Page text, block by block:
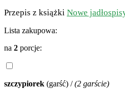
Przepis z książki Nowe
Lista zakupowa:
na 2 porcje:
szczypiorek (garść) /(2 garście)